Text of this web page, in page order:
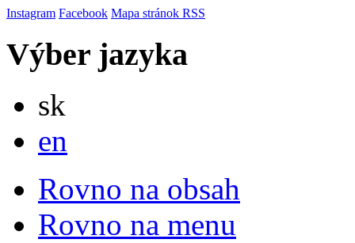
Instagram Facebook Mapa stránok RSS
Výber jazyka
sk
en
Rovno na obsah
Rovno na menu